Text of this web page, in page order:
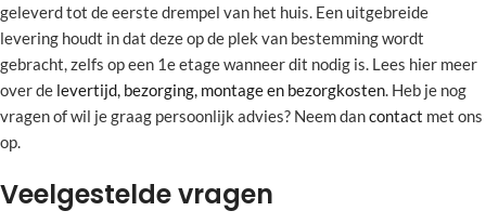
geleverd tot de eerste drempel van het huis. Een uitgebreide
levering houdt in dat deze op de plek van bestemming wordt
gebracht, zelfs op een 1e etage wanneer dit nodig is. Lees hier meer
over de levertijd, bezorging, montage en bezorgkosten. Heb je nog
vragen of wil je graag persoonlijk advies? Neem dancontact met ons
op.
Veelgestelde vragen